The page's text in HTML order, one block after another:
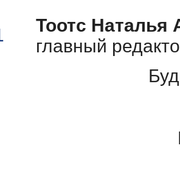
Тоотс Наталья
главный